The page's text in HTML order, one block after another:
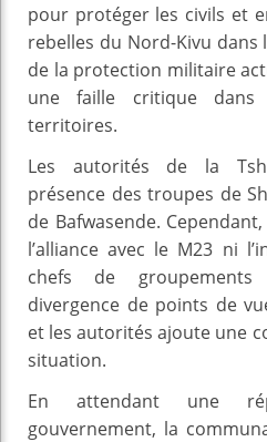
pour protéger les civils et
rebelles du Nord-Kivu dans
de la protection militaire
une faille critique
territoires.
Les autorités de la
présence des troupes de
de Bafwasende.
l’alliance avec le M23 ni
chefs de
divergence de points de
et les autorités ajoute une
situation.
En attendant une
gouvernement, la